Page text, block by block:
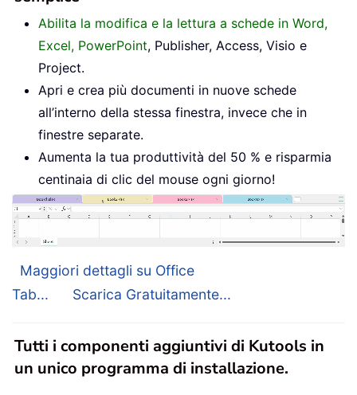
Abilita la modifica e la lettura a schede in Word,
Excel, PowerPoint, Publisher, Access, Visio e
Project.
Apri e crea più documenti in nuove schede
all’interno della stessa finestra, invece che in
finestre separate.
Aumenta la tua produttività del 50 % e risparmia
centinaia di clic del mouse ogni giorno!
Maggiori dettagli su Office
Tab...
Scarica Gratuitamente...
Tutti i componenti aggiuntivi di Kutools in
un unico programma di installazione.